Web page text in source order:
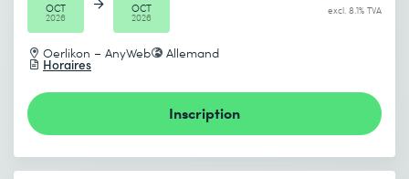
OCT
2026
OCT
2026
Oerlikon – AnyWeb Allemand
Horaires
excl. 8.1% TVA
Inscription